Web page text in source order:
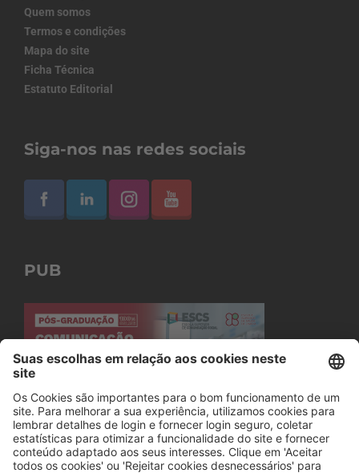
Quem somos
Termos e condições
Mapa do site
Ficha Técnica
Estatuto Editorial
Siga-nos nas redes sociais
PUB